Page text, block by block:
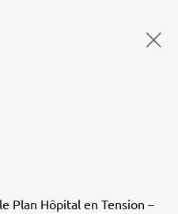
Plan Hôpital en Tension –